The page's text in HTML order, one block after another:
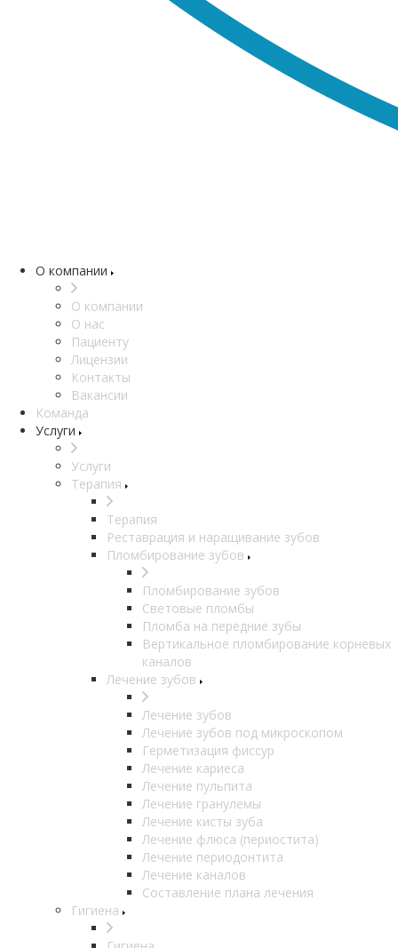
О компании
О компании
О нас
Пациенту
Лицензии
Контакты
Вакансии
Команда
Услуги
Услуги
Терапия
Терапия
Реставрация и наращивание зубов
Пломбирование зубов
Пломбирование зубов
Световые пломбы
Пломба на передние зубы
Вертикальное пломбирование корневых
каналов
Лечение зубов
Лечение зубов
Лечение зубов под микроскопом
Герметизация фиссур
Лечение кариеса
Лечение пульпита
Лечение гранулемы
Лечение кисты зуба
Лечение флюса (периостита)
Лечение периодонтита
Лечение каналов
Составление плана лечения
Гигиена